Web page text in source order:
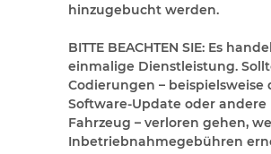
hinzugebucht werden.
BITTE BEACHTEN SIE: Es
einmalige Dienstleistung.
Codierungen – beispielsweise
Software-Update oder andere
Fahrzeug – verloren gehen,
Inbetriebnahmegebühren